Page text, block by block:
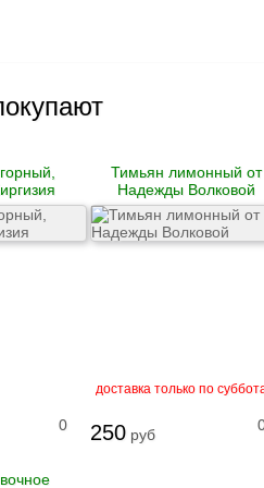
0
Тимьян лимонный от
Надежды Волковой
доставка только по
250 руб